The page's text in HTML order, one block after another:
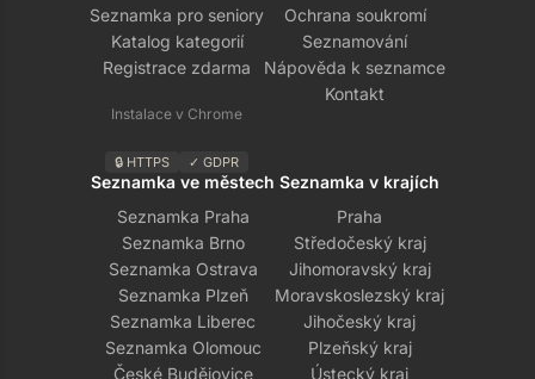
Seznamka pro seniory
Katalog kategorií
Registrace zdarma
Instalace v Chrome
🔒 HTTPS ✓ GDPR
Ochrana soukromí
Seznamování
Nápověda k seznamce
Kontakt
Seznamka ve městech
Seznamka Praha
Seznamka Brno
Seznamka Ostrava
Seznamka Plzeň
Seznamka Liberec
Seznamka Olomouc
České Budějovice
Seznamka v krajích
Praha
Středočeský kraj
Jihomoravský kraj
Moravskoslezský kraj
Jihočeský kraj
Plzeňský kraj
Ústecký kraj